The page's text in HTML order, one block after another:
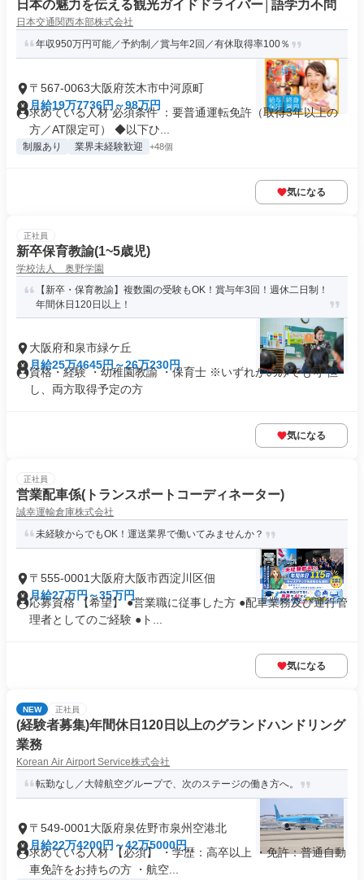
日本の魅力を伝える観光ガイドドライバー│語学力不問
日本交通関西本部株式会社
年収950万円可能／予約制／賞与年2回／有休取得率100％
〒567-0063大阪府茨木市中河原町
月給19万7736円～98万円
求めている人材 必須条件 ：要普通運転免許（取得3年以上の
方／AT限定可） ◆以下ひ...
制服あり 業界未経験歓迎 +48個
気になる
正社員
新卒保育教諭(1~5歳児)
学校法人 奥野学園
【新卒・保育教諭】複数園の受験もOK！賞与年3回！週休二日制！
年間休日120日以上！
大阪府和泉市緑ケ丘
月給25万4645円～26万230円
資格・経験 ・幼稚園教諭 ・保育士 ※いずれかのみでも可 但
し、両方取得予定の方
気になる
正社員
営業配車係(トランスポートコーディネーター)
誠幸運輸倉庫株式会社
未経験からでもOK！運送業界で働いてみませんか？
〒555-0001大阪府大阪市西淀川区佃
月給27万円～35万円
応募資格 【希望】 ●営業職に従事した方 ●配車業務及び運行管
理者としてのご経験 ●ト...
気になる
NEW 正社員
(経験者募集)年間休日120日以上のグランドハンドリング
業務
Korean Air Airport Service株式会社
転勤なし／大韓航空グループで、次のステージの働き方へ。
〒549-0001大阪府泉佐野市泉州空港北
月給22万4200円～42万5000円
求めている人材 【必須】 ・学歴：高卒以上 ・免許：普通自動
車免許をお持ちの方 ・航空...